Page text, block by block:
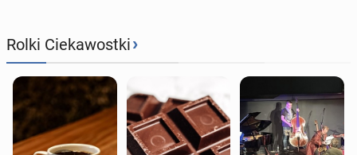
Rolki Ciekawostki›